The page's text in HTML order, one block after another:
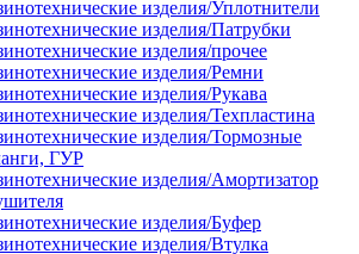
изделия/Уплотнители
изделия/Патрубки
изделия/прочее
изделия/Ремни
изделия/Рукава
изделия/Техпластина
изделия/Тормозные
ГУР
изделия/Амортизатор
изделия/Буфер
изделия/Втулка